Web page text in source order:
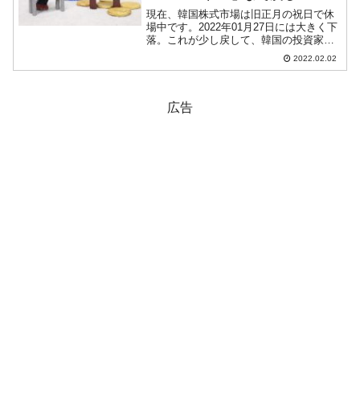
当に？
現在、韓国株式市場は旧正月の祝日で休
場中です。2022年01月27日には大きく下
落。これが少し戻して、韓国の投資家の
皆さんをいささかホッとさせて締まりま
した（チャートは『Investing.com』より
2022.02.02
広告